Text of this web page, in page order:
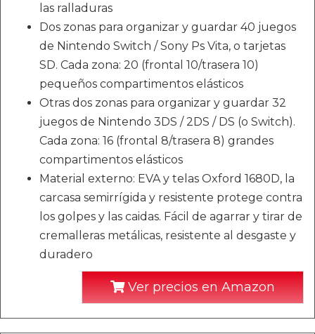
las ralladuras
Dos zonas para organizar y guardar 40 juegos
de Nintendo Switch / Sony Ps Vita, o tarjetas
SD. Cada zona: 20 (frontal 10/trasera 10)
pequeños compartimentos elásticos
Otras dos zonas para organizar y guardar 32
juegos de Nintendo 3DS / 2DS / DS (o Switch).
Cada zona: 16 (frontal 8/trasera 8) grandes
compartimentos elásticos
Material externo: EVA y telas Oxford 1680D, la
carcasa semirrígida y resistente protege contra
los golpes y las caidas. Fácil de agarrar y tirar de
cremalleras metálicas, resistente al desgaste y
duradero
Ver precios en Amazon